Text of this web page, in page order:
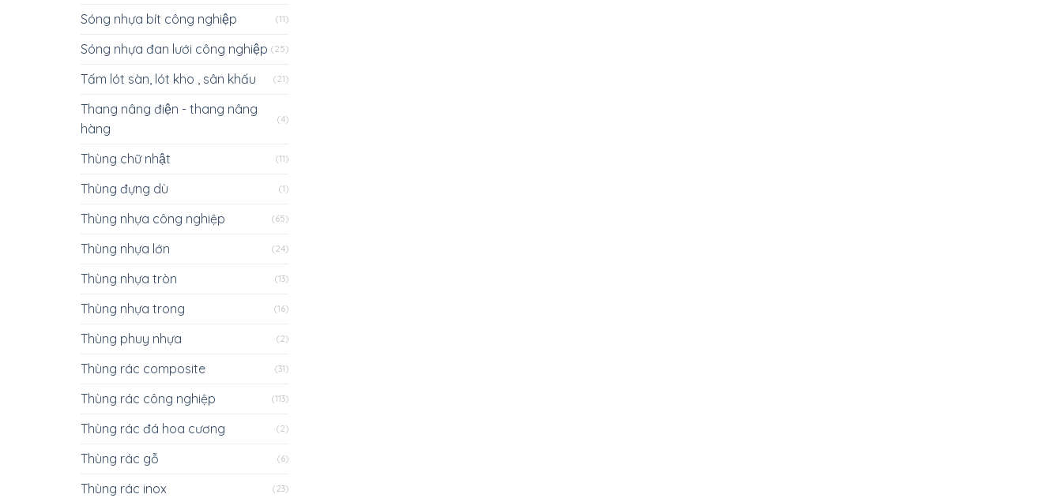
Sóng nhựa bít công nghiệp (11)
Sóng nhựa đan lưới công nghiệp (25)
Tấm lót sàn, lót kho , sân khấu (21)
Thang nâng điện - thang nâng
hàng
(4)
Thùng chữ nhật (11)
Thùng đựng dù (1)
Thùng nhựa công nghiệp (65)
Thùng nhựa lớn (24)
Thùng nhựa tròn (13)
Thùng nhựa trong (16)
Thùng phuy nhựa (2)
Thùng rác composite (31)
Thùng rác công nghiệp (113)
Thùng rác đá hoa cương (2)
Thùng rác gỗ (6)
Thùng rác inox (23)